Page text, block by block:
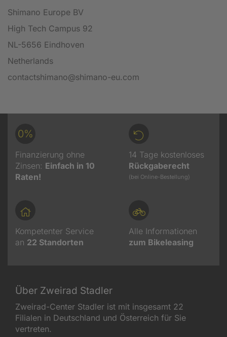
Shimano Europe BV
High Tech Campus 92
NL-5656 Eindhoven
Netherlands
contactshimano@shimano-eu.com
0%
Finanzierung ohne
Zinsen: Einfach in 10
Raten!
14 Tage kostenloses
Rückgaberecht
(bei Online-Bestellung)
Kompetenter Service
an 22 Standorten
Alle Informationen
zum Bikeleasing
Über Zweirad Stadler
Zweirad-Center Stadler ist mit insgesamt 22
Filialen in Deutschland und Österreich für Sie
vertreten.